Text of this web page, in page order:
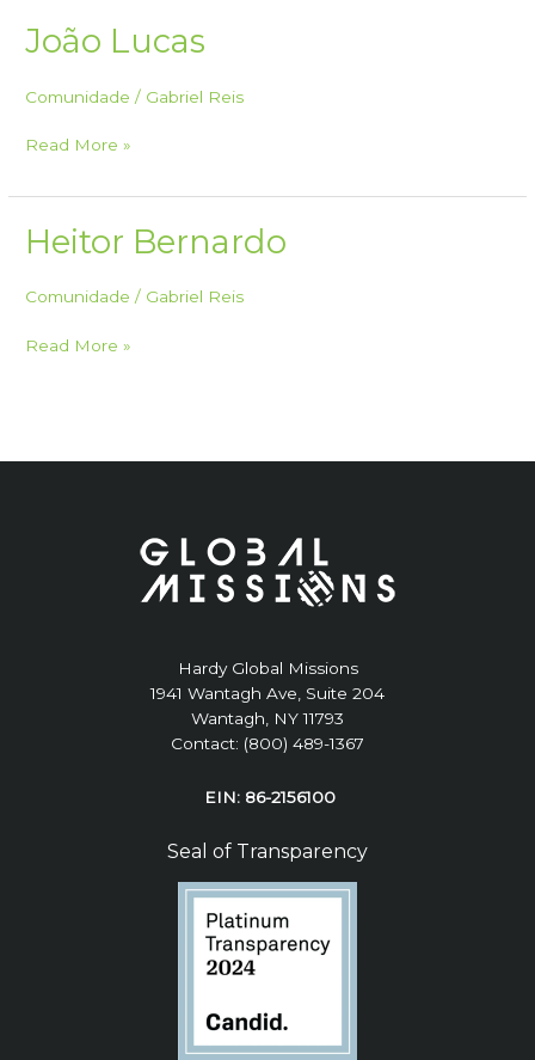
João Lucas
Comunidade / Gabriel Reis
João
Read More »
Heitor Bernardo
Comunidade / Gabriel Reis
Heitor
Read More »
Hardy Global Missions
1941 Wantagh Ave, Suite 204
Wantagh, NY 11793
Contact: (800) 489-1367
EIN: 86-2156100
Seal of Transparency